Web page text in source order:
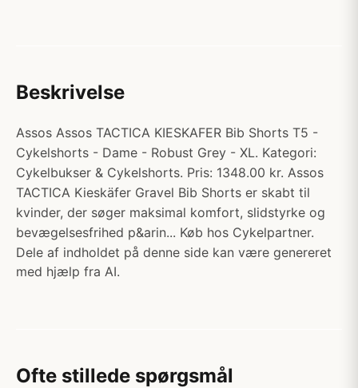
Beskrivelse
Assos Assos TACTICA KIESKAFER Bib Shorts T5 -
Cykelshorts - Dame - Robust Grey - XL. Kategori:
Cykelbukser & Cykelshorts. Pris: 1348.00 kr. Assos
TACTICA Kieskäfer Gravel Bib Shorts er skabt til
kvinder, der søger maksimal komfort, slidstyrke og
bevægelsesfrihed p&arin... Køb hos Cykelpartner.
Dele af indholdet på denne side kan være genereret
med hjælp fra AI.
Ofte stillede spørgsmål